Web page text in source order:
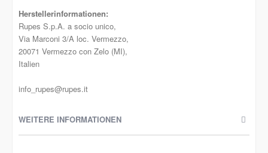
Herstellerinformationen:
Rupes S.p.A. a socio unico,
Via Marconi 3/A loc. Vermezzo,
20071 Vermezzo con Zelo (MI),
Italien
info_rupes@rupes.it
WEITERE INFORMATIONEN